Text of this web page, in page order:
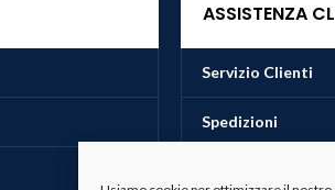
ASSISTENZA
Servizio Clienti
Spedizioni